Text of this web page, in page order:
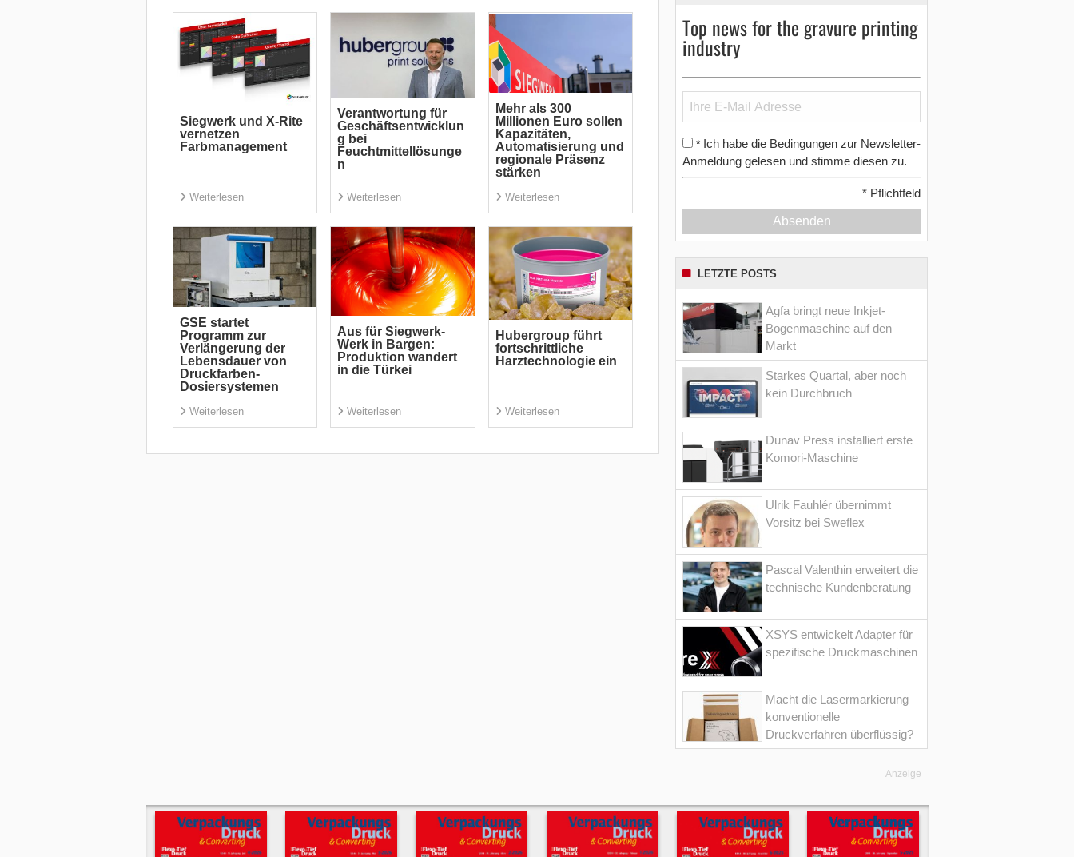
Siegwerk und X-Rite
vernetzen
Farbmanagement
Weiterlesen
Verantwortung für
Geschäftsentwicklun
g bei
Feuchtmittellösunge
n
Weiterlesen
Mehr als 300
Millionen Euro sollen
Kapazitäten,
Automatisierung und
regionale Präsenz
stärken
Weiterlesen
GSE startet
Programm zur
Verlängerung der
Lebensdauer von
Druckfarben-
Dosiersystemen
Weiterlesen
Aus für Siegwerk-
Werk in Bargen:
Produktion wandert
in die Türkei
Weiterlesen
Hubergroup führt
fortschrittliche
Harztechnologie ein
Weiterlesen
Top news for the gravure printing
industry
* Ich habe die Bedingungen zur Newsletter-
Anmeldung gelesen und stimme diesen zu.
* Pflichtfeld
Absenden
LETZTE POSTS
Agfa bringt neue Inkjet-
Bogenmaschine auf den
Markt
Starkes Quartal, aber noch
kein Durchbruch
Dunav Press installiert erste
Komori-Maschine
Ulrik Fauhlér übernimmt
Vorsitz bei Sweflex
Pascal Valenthin erweitert die
technische Kundenberatung
XSYS entwickelt Adapter für
spezifische Druckmaschinen
Macht die Lasermarkierung
konventionelle
Druckverfahren überflüssig?
Anzeige